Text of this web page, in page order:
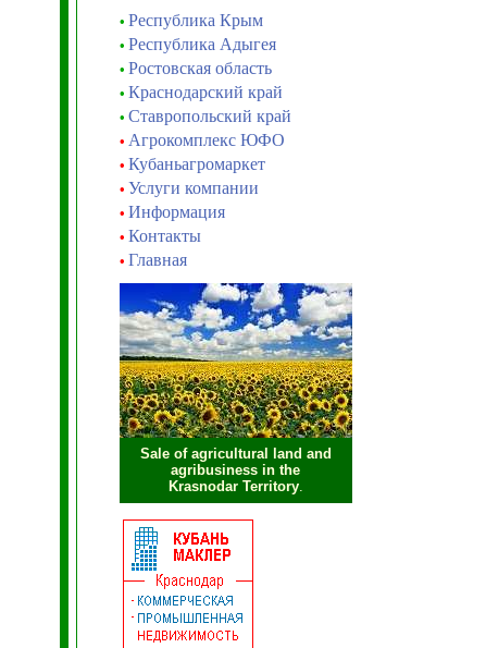
• Республика Крым
• Республика Адыгея
• Ростовская область
• Краснодарский край
• Ставропольский край
• Агрокомплекс ЮФО
• Кубаньагромаркет
• Услуги компании
• Информация
• Контакты
• Главная
Sale of agricultural land and
agribusiness in the
Krasnodar Territory.